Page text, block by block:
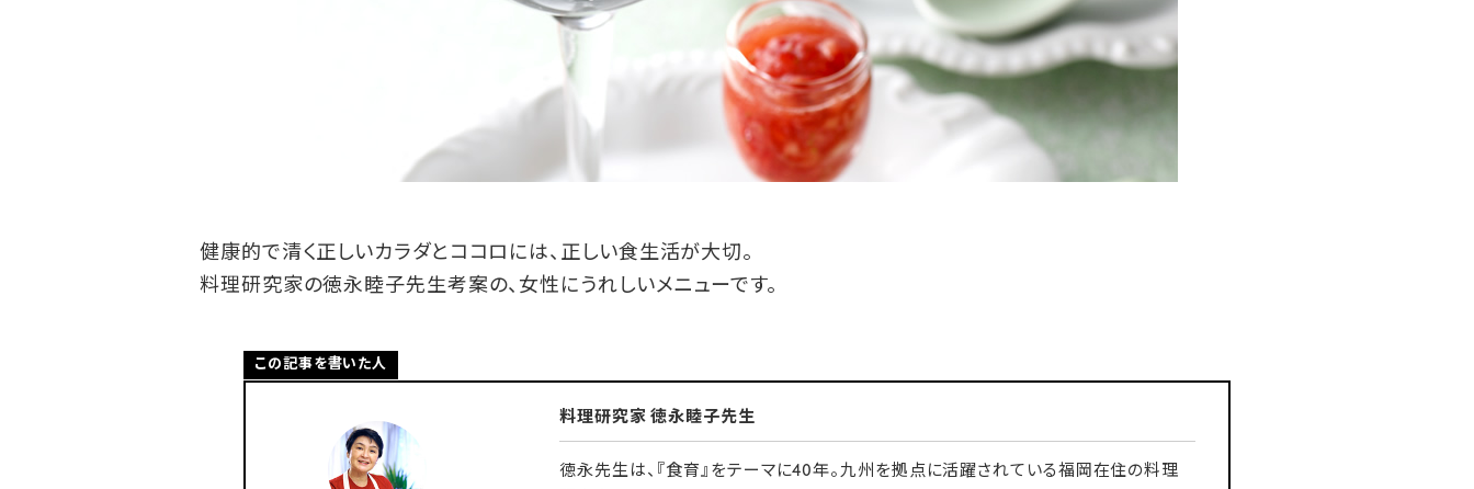
健康的で清く正しいカラダとココロには、正しい食生活が大切。
料理研究家の徳永睦子先生考案の、女性にうれしいメニューです。
この記事を書いた人
料理研究家 徳永睦子先生
徳永先生は、『食育』をテーマに40年。九州を拠点に活躍されている福岡在住の料理